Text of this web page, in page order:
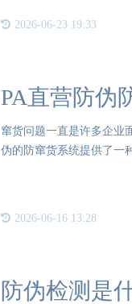
2026-06-23 19:33
PA直营防伪
窜货问题一直是许多企业
伪的防窜货系统提供了一
2026-06-16 13:28
防伪检测是